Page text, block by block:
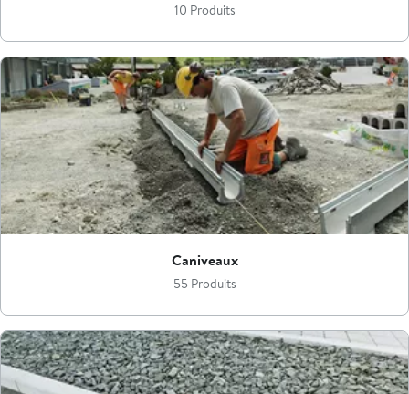
10 Produits
Caniveaux
55 Produits